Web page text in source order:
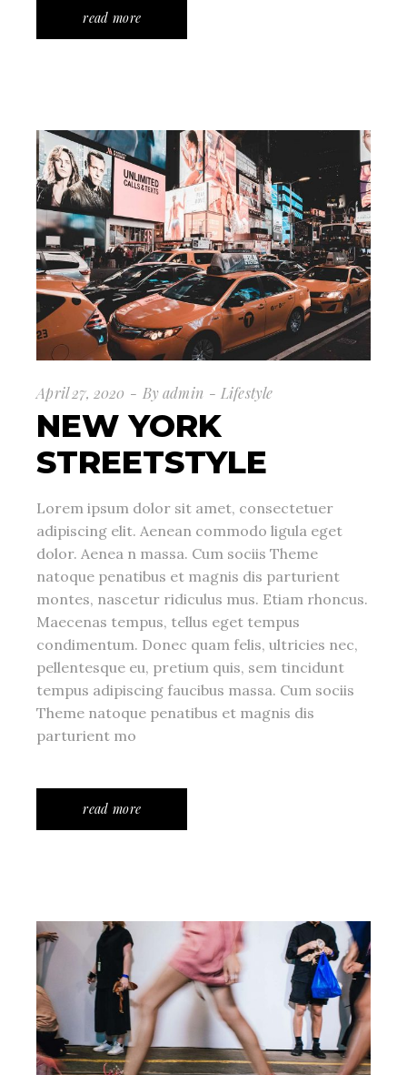
read more
April 27, 2020 Byadmin Lifestyle
NEW YORK
STREETSTYLE
Lorem ipsum dolor sit amet, consectetuer
adipiscing elit. Aenean commodo ligula eget
dolor. Aenea n massa. Cum sociis Theme
natoque penatibus et magnis dis parturient
montes, nascetur ridiculus mus. Etiam rhoncus.
Maecenas tempus, tellus eget tempus
condimentum. Donec quam felis, ultricies nec,
pellentesque eu, pretium quis, sem tincidunt
tempus adipiscing faucibus massa. Cum sociis
Theme natoque penatibus et magnis dis
parturient mo
read more